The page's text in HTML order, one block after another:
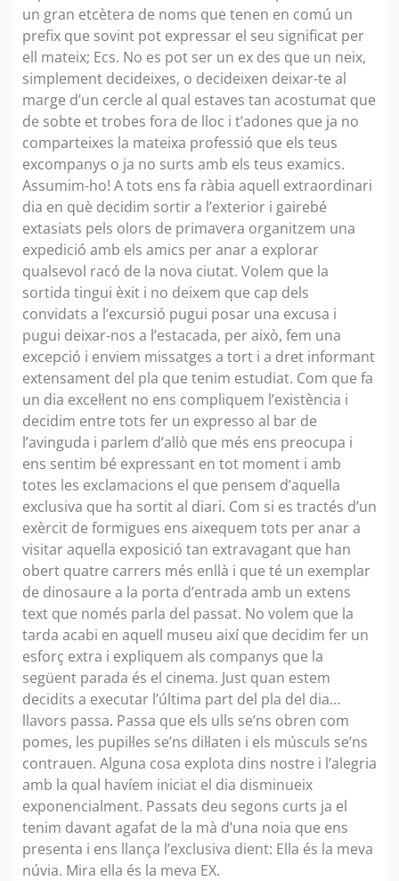
un gran etcètera de noms que tenen en comú un
prefix que sovint pot expressar el seu significat per
ell mateix; Ecs. No es pot ser un ex des que un neix,
simplement decideixes, o decideixen deixar-te al
marge d’un cercle al qual estaves tan acostumat que
de sobte et trobes fora de lloc i t’adones que ja no
comparteixes la mateixa professió que els teus
excompanys o ja no surts amb els teus examics.
Assumim-ho! A tots ens fa ràbia aquell extraordinari
dia en què decidim sortir a l’exterior i gairebé
extasiats pels olors de primavera organitzem una
expedició amb els amics per anar a explorar
qualsevol racó de la nova ciutat. Volem que la
sortida tingui èxit i no deixem que cap dels
convidats a l’excursió pugui posar una excusa i
pugui deixar-nos a l’estacada, per això, fem una
excepció i enviem missatges a tort i a dret informant
extensament del pla que tenim estudiat. Com que fa
un dia excel·lent no ens compliquem l’existència i
decidim entre tots fer un expresso al bar de
l’avinguda i parlem d’allò que més ens preocupa i
ens sentim bé expressant en tot moment i amb
totes les exclamacions el que pensem d’aquella
exclusiva que ha sortit al diari. Com si es tractés d’un
exèrcit de formigues ens aixequem tots per anar a
visitar aquella exposició tan extravagant que han
obert quatre carrers més enllà i que té un exemplar
de dinosaure a la porta d’entrada amb un extens
text que només parla del passat. No volem que la
tarda acabi en aquell museu així que decidim fer un
esforç extra i expliquem als companys que la
següent parada és el cinema. Just quan estem
decidits a executar l’última part del pla del dia…
llavors passa. Passa que els ulls se’ns obren com
pomes, les pupil·les se’ns dil·laten i els músculs se’ns
contrauen. Alguna cosa explota dins nostre i l’alegria
amb la qual havíem iniciat el dia disminueix
exponencialment. Passats deu segons curts ja el
tenim davant agafat de la mà d’una noia que ens
presenta i ens llança l’exclusiva dient: Ella és la meva
núvia. Mira ella és la meva EX.